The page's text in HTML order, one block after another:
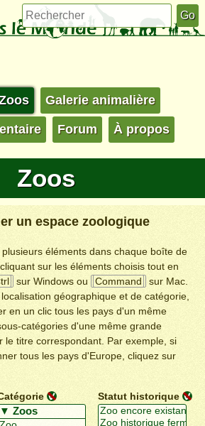
Galerie animalière
Forum À propos
Zoos
un espace zoologique
éléments dans chaque boîte de
sur les éléments choisis tout en
sur Windows ou Command
sur Mac.
géographique et de catégorie,
en un clic tous les pays d'un même
catégories d'une même grande
le titre correspondant. Par exemple, si
tous les pays d'Europe, cliquez sur
Statut historique